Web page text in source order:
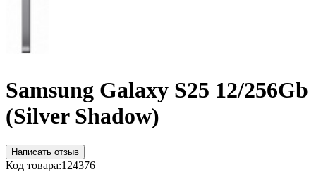
Samsung Galaxy S25 12/256Gb
(Silver Shadow)
Написать отзыв
Код товара:124376